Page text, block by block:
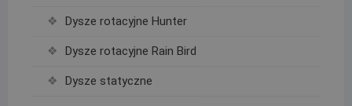
Dysze rotacyjne Hunter
Dysze rotacyjne Rain Bird
Dysze statyczne